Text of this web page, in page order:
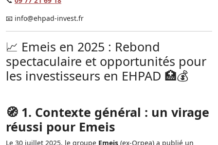
📧 info@ehpad-invest.fr
📈 Emeis en 2025 : Rebond
spectaculaire et opportunités pour
les investisseurs en EHPAD 🏥💰
🧭 1. Contexte général : un virage
réussi pour Emeis
Le 30 juillet 2025, le groupe Emeis (ex-Orpea) a publié un